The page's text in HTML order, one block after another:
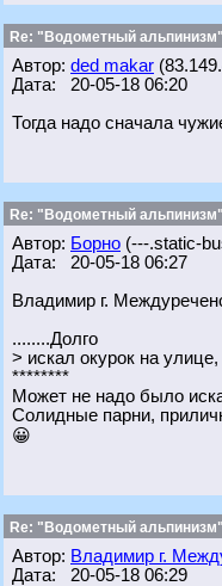
Re: "Водометный
Автор: ded makar
Дата: 20-05-18 06:20
Тогда надо сначала
Re: "Водометный
Автор: Борно (---.static-
Дата: 20-05-18 06:27
Владимир г.
........Долго
> искал окурок на
********
Может не надо было
Солидные парни,
😀
Re: "Водометный
Автор: Владимир г.
Дата: 20-05-18 06:29